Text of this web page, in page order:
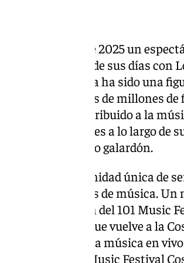
el 12 de julio de 2025 un
éxitos. Desde sus días
Coque Malla ha sido una
los corazones de millones
ha contribuido a la
y nominaciones a lo largo de
su último galardón.
será una oportunidad única de
Malla sus 40 años de música.
la quinta edición del 101 Music
Grupo Mundo, que vuelve a la
en referente de la música en
web del 101 Music Festival